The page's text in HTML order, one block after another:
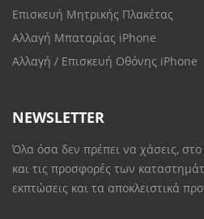
Επισκευή Μητρικής Πλακέτας
Αλλαγή Μπαταρίας iPhone
Αλλαγή / Επισκευή Οθόνης iPhone
NEWSLETTER
Όλα όσα δεν πρέπει να χάσεις,
και τις προσφορές των
εκπτώσεις και τα αποκλειστικά